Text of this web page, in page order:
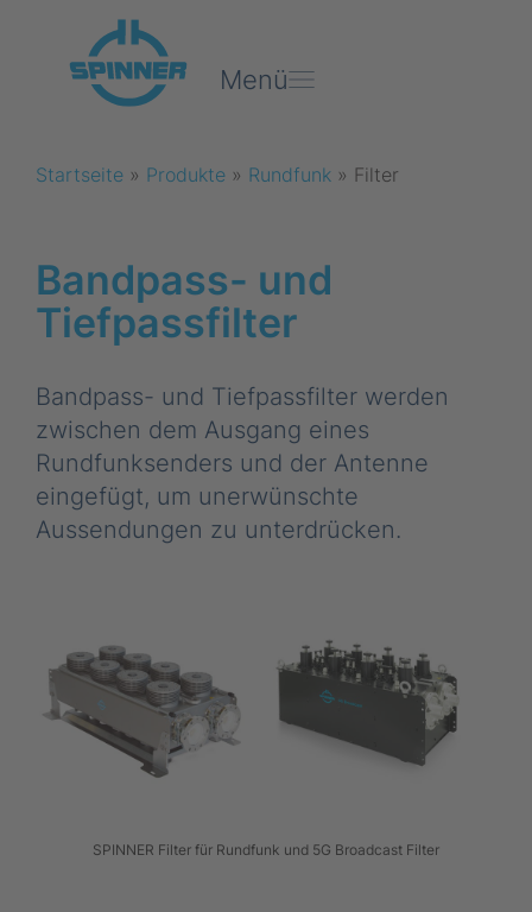
Menü
Startseite » Produkte » Rundfunk » Filter
Bandpass- und
Tiefpassfilter
Bandpass- und Tiefpassfilter werden
zwischen dem Ausgang eines
Rundfunksenders und der Antenne
eingefügt, um unerwünschte
Aussendungen zu unterdrücken.
SPINNER Filter für Rundfunk und 5G Broadcast Filter